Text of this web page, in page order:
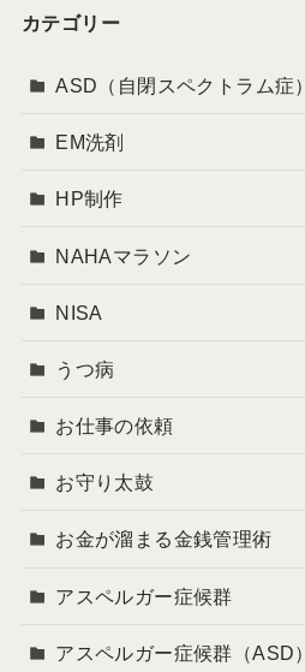
カテゴリー
ASD（自閉スペクトラム症）
EM洗剤
HP制作
NAHAマラソン
NISA
うつ病
お仕事の依頼
お守り太鼓
お金が溜まる金銭管理術
アスペルガー症候群
アスペルガー症候群（ASD）